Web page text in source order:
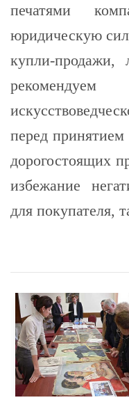
печатями
юридическую
купли-
перед
дорогостоящих
избежание
для покупателя,